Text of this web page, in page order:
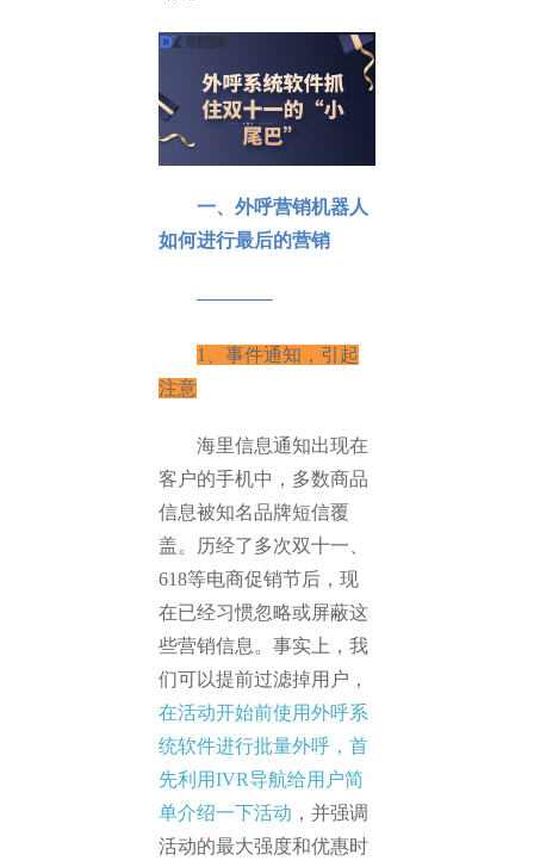
一、外呼营销机器人
如何进行最后的营销
————
1、事件通知，引起
注意
海里信息通知出现在
客户的手机中，多数商品
信息被知名品牌短信覆
盖。历经了多次双十一、
618等电商促销节后，现
在已经习惯忽略或屏蔽这
些营销信息。事实上，我
们可以提前过滤掉用户，
在活动开始前使用外呼系
统软件进行批量外呼，首
先利用IVR导航给用户简
单介绍一下活动 ，并强调
活动的最大强度和优惠时